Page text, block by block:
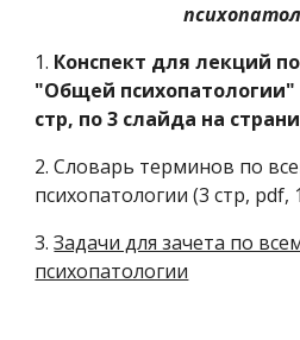
1. Конспект для лекций
"Общей
стр, по 3 слайда на
2. Словарь терминов по
психопатологии (3 стр, pdf,
3. Задачи для зачета по
психопатологии